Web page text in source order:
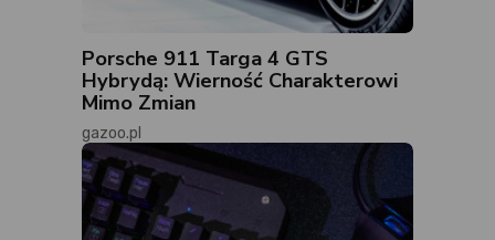
Porsche 911 Targa 4 GTS
Hybrydą: Wierność Charakterowi
Mimo Zmian
gazoo.pl